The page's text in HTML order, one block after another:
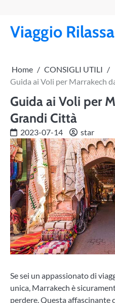
content
Viaggio
Home
CONSIGLI UTILI
Guida ai Voli per Marrakech
Guida ai Voli per
Grandi Città
2023-07-14 star
Se sei un appassionato di
unica, Marrakech è
perdere. Questa affascinante